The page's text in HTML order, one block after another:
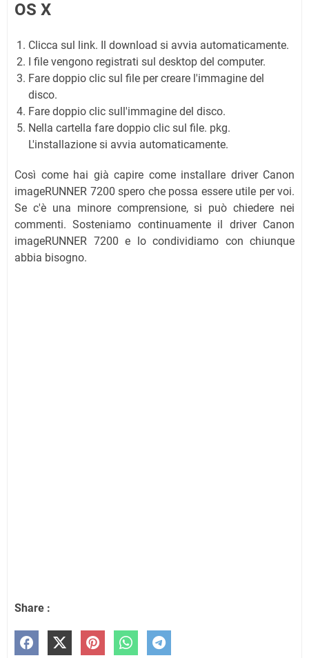
OS X
Clicca sul link. Il download si avvia automaticamente.
I file vengono registrati sul desktop del computer.
Fare doppio clic sul file per creare l'immagine del
disco.
Fare doppio clic sull'immagine del disco.
Nella cartella fare doppio clic sul file. pkg.
L'installazione si avvia automaticamente.
Così come hai già capire come installare driver Canon
imageRUNNER 7200 spero che possa essere utile per voi.
Se c'è una minore comprensione, si può chiedere nei
commenti. Sosteniamo continuamente il driver Canon
imageRUNNER 7200 e lo condividiamo con chiunque
abbia bisogno.
Share :